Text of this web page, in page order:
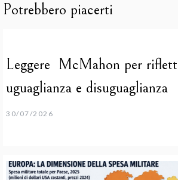
Potrebbero piacerti
Leggere McMahon per
uguaglianza e disuguaglianza
30/07/2026